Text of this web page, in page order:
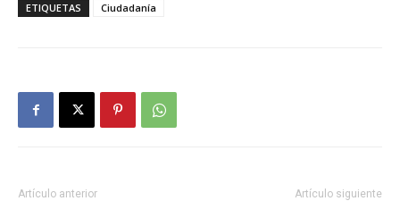
ETIQUETAS Ciudadanía
Artículo anterior Artículo siguiente